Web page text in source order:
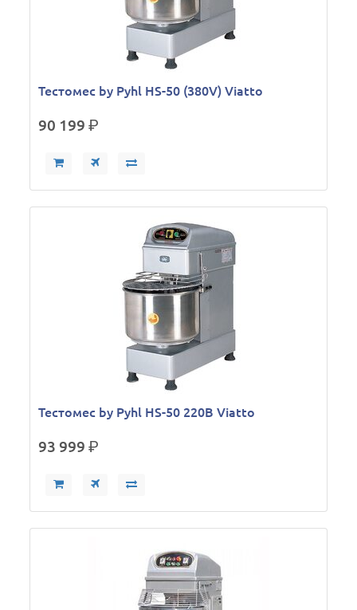
Тестомес by Pyhl HS-50 (380V) Viatto
90 199р.
Тестомес by Pyhl HS-50 220В Viatto
93 999р.